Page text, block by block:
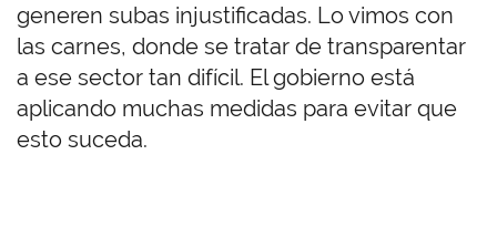
generen subas injustificadas. Lo vimos con
las carnes, donde se tratar de transparentar
a ese sector tan difícil. El gobierno está
aplicando muchas medidas para evitar que
esto suceda.